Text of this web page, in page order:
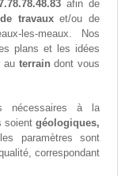
afin de
travauxet/ou de
les-meaux. Nos
plans et les idées
au terrain dont vous
nécessaires à la
soientgéologiques,
paramètres sont
correspondant